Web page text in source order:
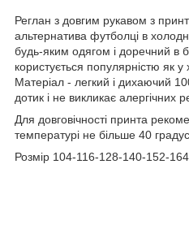
Реглан з довгим рукавом з
альтернатива футболці в
будь-яким одягом і доречний в
користується популярністю як у
Матеріал - легкий і дихаючий
дотик і не викликає алергічних
Для довговічності принта
температурі не більше 40
Розмір 104-116-128-140-152-164